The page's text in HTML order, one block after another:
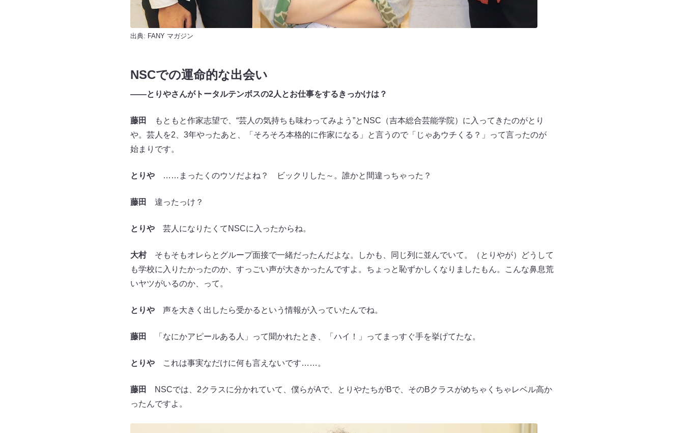
出典: FANY マガジン
NSCでの運命的な出会い
――とりやさんがトータルテンボスの2人とお仕事をするきっかけは？
藤田
もともと作家志望で、“芸人の気持ちも味わってみよう”とNSC（吉本総合芸能学院）に入ってきたのがとり
や。芸人を2、3年やったあと、「そろそろ本格的に作家になる」と言うので「じゃあウチくる？」って言ったのが
始まりです。
とりや……まったくのウソだよね？ ビックリした～。誰かと間違っちゃった？
藤田 違ったっけ？
とりや芸人になりたくてNSCに入ったからね。
大村そもそもオレらとグループ面接で一緒だったんだよな。しかも、同じ列に並んでいて。（とりやが）どうして
も学校に入りたかったのか、すっごい声が大きかったんですよ。ちょっと恥ずかしくなりましたもん。こんな鼻息荒
いヤツがいるのか、って。
とりや声を大きく出したら受かるという情報が入っていたんでね。
藤田 「なにかアピールある人」って聞かれたとき、「ハイ！」ってまっすぐ手を挙げてたな。
とりやこれは事実なだけに何も言えないです……。
藤田
NSCでは、2クラスに分かれていて、僕らがAで、とりやたちがBで、そのBクラスがめちゃくちゃレベル高か
ったんですよ。